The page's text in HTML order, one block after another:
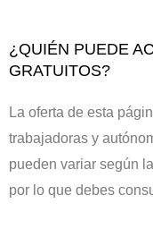
¿QUIÉN PUEDE
GRATUITOS?
La oferta de esta
trabajadoras y
pueden variar según
por lo que debes